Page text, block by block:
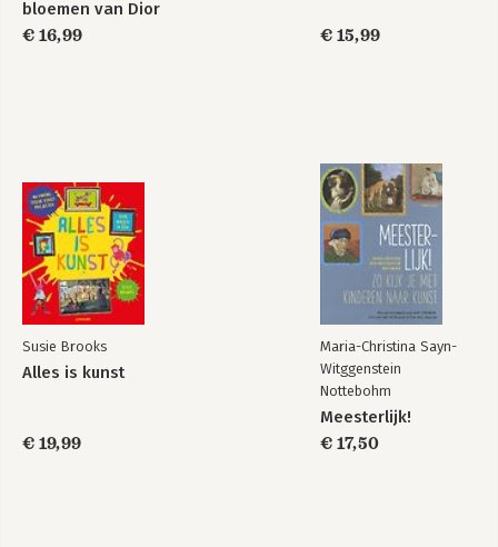
bloemen van Dior
€ 16,99
€ 15,99
Susie Brooks
Alles is kunst
€ 19,99
Maria-Christina Sayn-
Witggenstein
Nottebohm
Meesterlijk!
€ 17,50